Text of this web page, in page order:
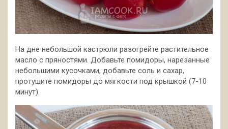
На дне небольшой кастрюли разогрейте растительное
масло с пряностями. Добавьте помидоры, нарезанные
небольшими кусочками, добавьте соль и сахар,
протушите помидоры до мягкости под крышкой (7-10
минут).